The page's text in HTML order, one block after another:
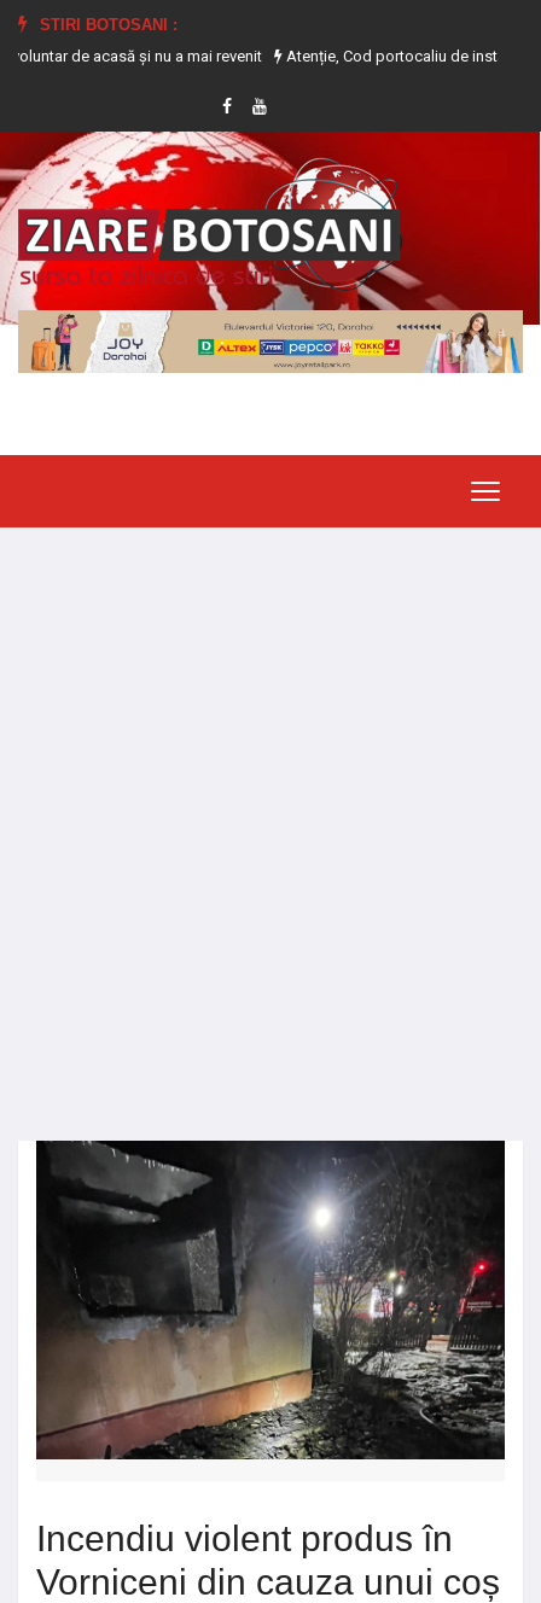
STIRI BOTOSANI :
acasă și nu a mai revenit
Atenție, Cod portocaliu de instabilitate
Incendiu violent produs în
Vorniceni din cauza unui coș